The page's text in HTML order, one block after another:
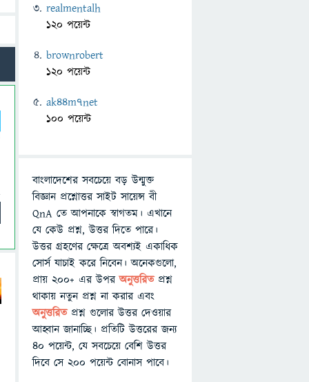
realmentalh
120 পয়েন্ট
brownrobert
120 পয়েন্ট
ak44m7net
100 পয়েন্ট
বাংলাদেশের সবচেয়ে বড় উন্মুক্ত
বিজ্ঞান প্রশ্নোত্তর সাইট সায়েন্স বী
QnA তে আপনাকে স্বাগতম। এখানে
যে কেউ প্রশ্ন, উত্তর দিতে পারে।
উত্তর গ্রহণের ক্ষেত্রে অবশ্যই একাধিক
সোর্স যাচাই করে নিবেন। অনেকগুলো,
প্রায় ২০০+ এর উপরঅনুত্তরিতপ্রশ্ন
থাকায় নতুন প্রশ্ন না করার এবং
অনুত্তরিত প্রশ্ন গুলোর উত্তর দেওয়ার
আহ্বান জানাচ্ছি। প্রতিটি উত্তরের জন্য
৪০ পয়েন্ট, যে সবচেয়ে বেশি উত্তর
দিবে সে ২০০ পয়েন্ট বোনাস পাবে।